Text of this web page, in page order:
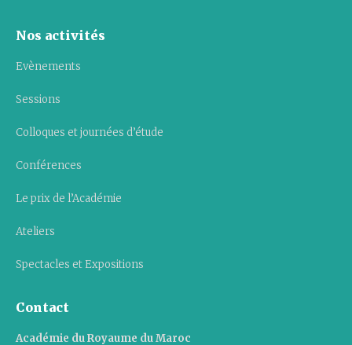
Nos activités
Evènements
Sessions
Colloques et journées d’étude
Conférences
Le prix de l’Académie
Ateliers
Spectacles et Expositions
Contact
Académie du Royaume du Maroc